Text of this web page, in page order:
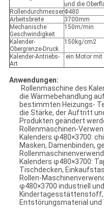
und die
RollendurchmesserΦ480
Arbeitsbreite
3700mm
Mechanische
Geschwindigkeit
150m/min
Kalender-
Obergrenze-Druck
150kg/cm2
Kalender-Antriebs-
Art
ein Motor mit
Anwendungen:
Rollenmaschine des
die Wärmebehandlung
bestimmten Heizungs-
die Stärke, der Auftritt
Produkten geändert
Rollenmaschinen-
Kalenders φ480×3700:
Masken, Damenbinden,
Kalenders φ480×3700:
Tischdecken,
Rollen-
φ480×3700 industriell
Entstörungsmaterial